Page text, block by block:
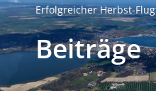
Erfolgreicher Herbst-
Beiträge